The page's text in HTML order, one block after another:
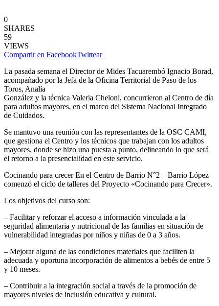
0
SHARES
59
VIEWS
Compartir en FacebookTwittear
La pasada semana el Director de Mides Tacuarembó Ignacio Borad,
acompañado por la Jefa de la Oficina Territorial de Paso de los
Toros, Analía
González y la técnica Valeria Cheloni, concurrieron al Centro de día
para adultos mayores, en el marco del Sistema Nacional Integrado
de Cuidados.
Se mantuvo una reunión con las representantes de la OSC CAMI,
que gestiona el Centro y los técnicos que trabajan con los adultos
mayores, donde se hizo una puesta a punto, delineando lo que será
el retorno a la presencialidad en este servicio.
Cocinando para crecer En el Centro de Barrio N°2 – Barrio López
comenzó el ciclo de talleres del Proyecto «Cocinando para Crecer».
Los objetivos del curso son:
– Facilitar y reforzar el acceso a información vinculada a la
seguridad alimentaria y nutricional de las familias en situación de
vulnerabilidad integradas por niños y niñas de 0 a 3 años.
– Mejorar alguna de las condiciones materiales que faciliten la
adecuada y oportuna incorporación de alimentos a bebés de entre 5
y 10 meses.
– Contribuir a la integración social a través de la promoción de
mayores niveles de inclusión educativa y cultural.